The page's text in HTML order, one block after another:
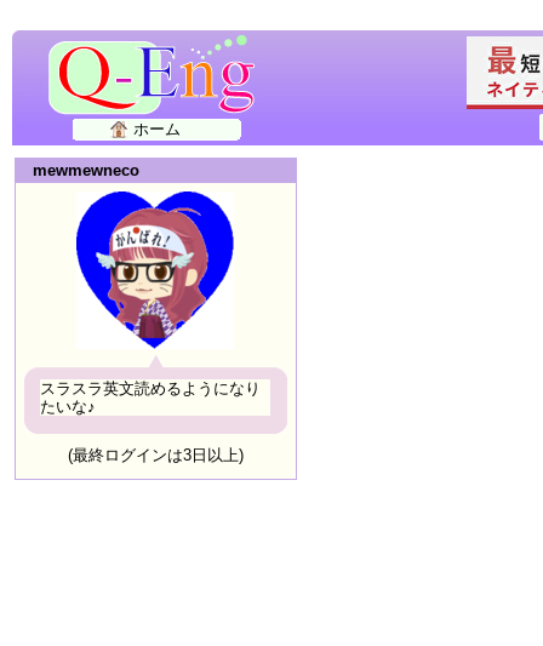
ホーム
mewmewneco
スラスラ英文読めるようになり
たいな♪
(最終ログインは3日以上)